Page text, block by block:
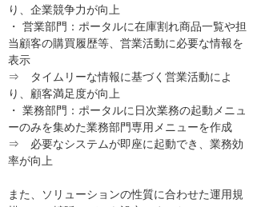
り、企業競争力が向上
・ 営業部門：ポータルに在庫割れ商品一覧や担
当顧客の購買履歴等、営業活動に必要な情報を
表示
⇒ タイムリーな情報に基づく営業活動によ
り、顧客満足度が向上
・ 業務部門：ポータルに日次業務の起動メニュ
ーのみを集めた業務部門専用メニューを作成
⇒ 必要なシステムが即座に起動でき、業務効
率が向上
また、ソリューションの性質に合わせた運用規